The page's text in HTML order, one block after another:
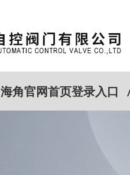
海角官网首页登录入口